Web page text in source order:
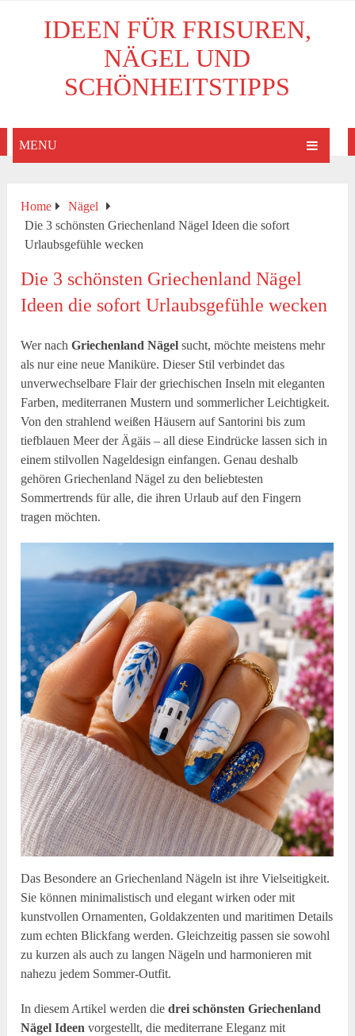
IDEEN FÜR FRISUREN,
NÄGEL UND
SCHÖNHEITSTIPPS
MENU
Home
Nägel
Die 3 schönsten Griechenland Nägel Ideen die sofort
Urlaubsgefühle wecken
Die 3 schönsten Griechenland Nägel
Ideen die sofort Urlaubsgefühle wecken
Wer nachGriechenland Nägel sucht, möchte meistens mehr
als nur eine neue Maniküre. Dieser Stil verbindet das
unverwechselbare Flair der griechischen Inseln mit eleganten
Farben, mediterranen Mustern und sommerlicher Leichtigkeit.
Von den strahlend weißen Häusern auf Santorini bis zum
tiefblauen Meer der Ägäis – all diese Eindrücke lassen sich in
einem stilvollen Nageldesign einfangen. Genau deshalb
gehören Griechenland Nägel zu den beliebtesten
Sommertrends für alle, die ihren Urlaub auf den Fingern
tragen möchten.
Das Besondere an Griechenland Nägeln ist ihre Vielseitigkeit.
Sie können minimalistisch und elegant wirken oder mit
kunstvollen Ornamenten, Goldakzenten und maritimen Details
zum echten Blickfang werden. Gleichzeitig passen sie sowohl
zu kurzen als auch zu langen Nägeln und harmonieren mit
nahezu jedem Sommer-Outfit.
In diesem Artikel werden diedrei schönsten Griechenland
Nägel Ideen vorgestellt, die mediterrane Eleganz mit